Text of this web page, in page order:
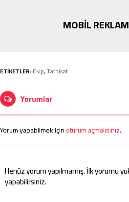
MOBİL
ETİKETLER:Ekip,Tatbikat
Yorumlar
Yorum yapabilmek içinoturum açmalısınız.
Henüz yorum yapılmamış. İlk yorumu
yapabilirsiniz.